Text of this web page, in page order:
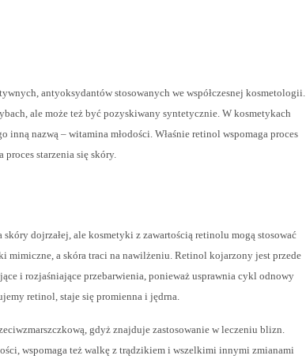
antyoksydantów stosowanych we współczesnej kosmetologii.
ale może też być pozyskiwany syntetycznie. W kosmetykach
nazwą – witamina młodości. Właśnie retinol wspomaga proces
starzenia się skóry.
dojrzałej, ale kosmetyki z zawartością retinolu mogą stosować
mimiczne, a skóra traci na nawilżeniu. Retinol kojarzony jest przede
i rozjaśniające przebarwienia, ponieważ usprawnia cykl odnowy
retinol, staje się promienna i jędrna.
gdyż znajduje zastosowanie w leczeniu blizn.
wspomaga też walkę z trądzikiem i wszelkimi innymi zmianami